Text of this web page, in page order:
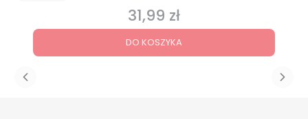
Cena
31,99 zł
DO KOSZYKA